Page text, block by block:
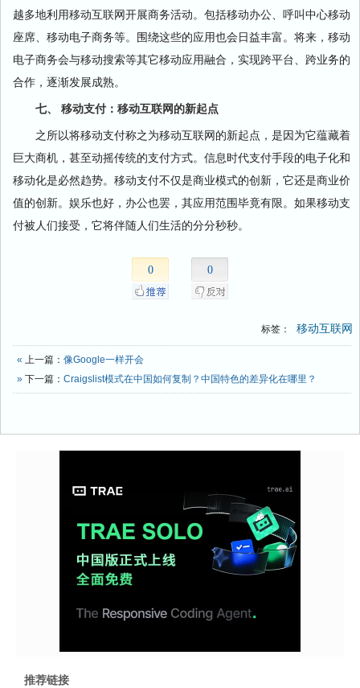
越多地利用移动互联网开展商务活动。包括移动办公、呼叫中心移动
座席、移动电子商务等。围绕这些的应用也会日益丰富。将来，移动
电子商务会与移动搜索等其它移动应用融合，实现跨平台、跨业务的
合作，逐渐发展成熟。
七、 移动支付：移动互联网的新起点
之所以将移动支付称之为移动互联网的新起点，是因为它蕴藏着
巨大商机，甚至动摇传统的支付方式。信息时代支付手段的电子化和
移动化是必然趋势。移动支付不仅是商业模式的创新，它还是商业价
值的创新。娱乐也好，办公也罢，其应用范围毕竟有限。如果移动支
付被人们接受，它将伴随人们生活的分分秒秒。
0 0
标签： 移动互联网
« 上一篇： 像Google一样开会
» 下一篇： Craigslist模式在中国如何复制？中国特色的差异化在哪里？
推荐链接